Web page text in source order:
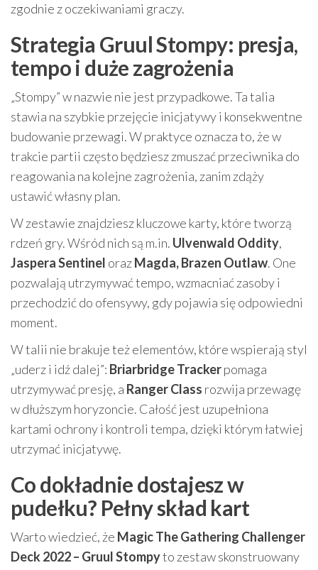
zgodnie z oczekiwaniami graczy.
Strategia Gruul Stompy: presja,
tempo i duże zagrożenia
„Stompy” w nazwie nie jest przypadkowe. Ta talia
stawia na szybkie przejęcie inicjatywy i konsekwentne
budowanie przewagi. W praktyce oznacza to, że w
trakcie partii często będziesz zmuszać przeciwnika do
reagowania na kolejne zagrożenia, zanim zdąży
ustawić własny plan.
W zestawie znajdziesz kluczowe karty, które tworzą
rdzeń gry. Wśród nich są m.in. Ulvenwald Oddity,
Jaspera Sentinel orazMagda, Brazen Outlaw. One
pozwalają utrzymywać tempo, wzmacniać zasoby i
przechodzić do ofensywy, gdy pojawia się odpowiedni
moment.
W talii nie brakuje też elementów, które wspierają styl
„uderz i idź dalej”: Briarbridge Trackerpomaga
utrzymywać presję, a Ranger Class rozwija przewagę
w dłuższym horyzoncie. Całość jest uzupełniona
kartami ochrony i kontroli tempa, dzięki którym łatwiej
utrzymać inicjatywę.
Co dokładnie dostajesz w
pudełku? Pełny skład kart
Warto wiedzieć, że Magic The Gathering Challenger
Deck 2022 – Gruul Stompyto zestaw skonstruowany